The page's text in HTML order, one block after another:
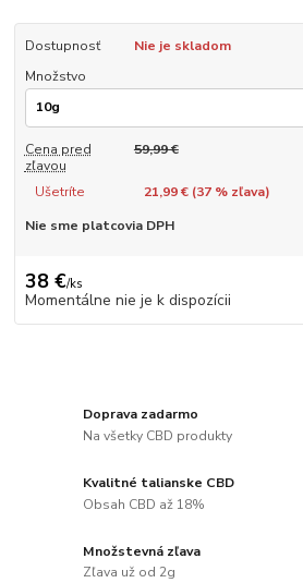
Dostupnosť
Nie je skladom
Množstvo
Cena pred
zľavou
59,99 €
Ušetríte 21,99 € (37% zľava)
Nie sme platcovia DPH
38 €/ks
Momentálne nie je k dispozícii
Doprava zadarmo
Na všetky CBD produkty
Kvalitné talianske CBD
Obsah CBD až 18%
Množstevná zľava
Zľava už od 2g